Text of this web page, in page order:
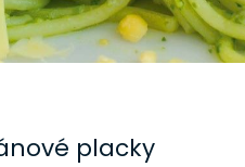
placky